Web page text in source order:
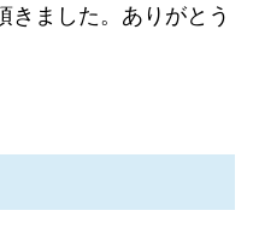
きました。ありがとう